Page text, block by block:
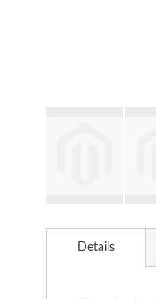
to
Details